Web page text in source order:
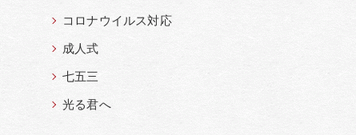
コロナウイルス対応
成人式
七五三
光る君へ